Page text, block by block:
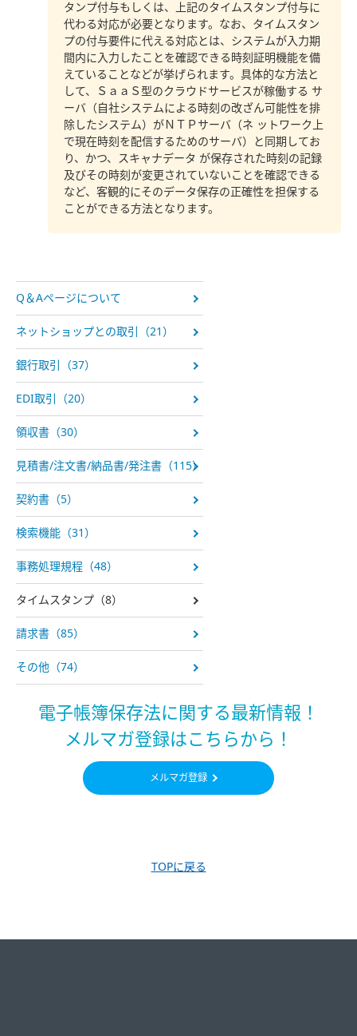
Q＆Aページについて
ネットショップとの取引（21）
銀行取引（37）
EDI取引（20）
領収書（30）
見積書/注文書/納品書/発注書（115）
契約書（5）
検索機能（31）
事務処理規程（48）
タイムスタンプ（8）
請求書（85）
その他（74）
タンプ付与もしくは、上記のタイムスタンプ付与に
代わる対応が必要となります。なお、タイムスタン
プの付与要件に代える対応とは、システムが入力期
間内に入力したことを確認できる時刻証明機能を備
えていることなどが挙げられます。具体的な方法と
して、ＳａａＳ型のクラウドサービスが稼働する サ
ーバ（自社システムによる時刻の改ざん可能性を排
除したシステム）がＮＴＰサーバ（ネ ットワーク上
で現在時刻を配信するためのサーバ）と同期してお
り、かつ、スキャナデータ が保存された時刻の記録
及びその時刻が変更されていないことを確認できる
など、客観的にそのデータ保存の正確性を担保する
ことができる方法となります。
電子帳簿保存法に関する最新情報！
メルマガ登録はこちらから！
メルマガ登録
TOPに戻る